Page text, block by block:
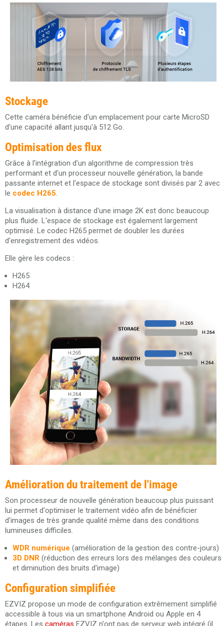
Stockage
Cette caméra bénéficie d'un emplacement pour carte MicroSD
d'une capacité allant jusqu'à 512 Go.
Optimisation des flux
Grâce à l'intégration d'un algorithme de compression très
performant et d'un processeur nouvelle génération, la bande
passante internet et l'espace de stockage sont divisés par 2 avec
le codec H265.
La visualisation à distance d'une image 2K est donc beaucoup
plus fluide. L'espace de stockage est également largement
optimisé. Le codec H265 permet de doubler les durées
d'enregistrement des vidéos.
Elle gère les codecs :
H265
H264
Amélioration du traitement de l'image
Son processeur de nouvelle génération beaucoup plus puissant
lui permet d'optimiser le traitement vidéo afin de bénéficier
d'images de très grande qualité même dans des conditions
lumineuses difficiles.
WDR numérique (amélioration de la gestion des contre-jours)
3D DNR (réduction des erreurs lors des mélanges des couleurs
et diminution des bruits d'image)
Configuration simplifiée
EZVIZ propose un mode de configuration extrêmement simplifié
accessible à tous via un smartphone Android ou Apple en 4
étapes. Les caméras EZVIZ n'ont pas de serveur web intégré (il